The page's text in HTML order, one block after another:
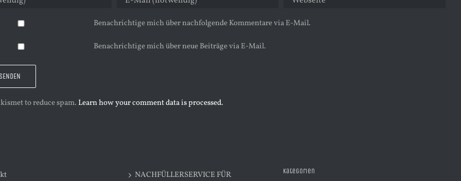
Benachrichtige mich über nachfolgende Kommentare via E-Mail.
Benachrichtige mich über neue Beiträge via E-Mail.
to reduce spam. Learn how your comment data is processed.
NACHFÜLLERSERVICE FÜR
Kategorien